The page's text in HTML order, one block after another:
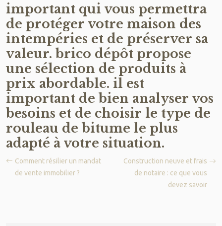
important qui vous permettra
de protéger votre maison des
intempéries et de préserver sa
valeur. brico dépôt propose
une sélection de produits à
prix abordable. il est
important de bien analyser vos
besoins et de choisir le type de
rouleau de bitume le plus
adapté à votre situation.
Comment résilier un mandat
de vente immobilier ?
Construction neuve et frais
de notaire : ce que vous
devez savoir